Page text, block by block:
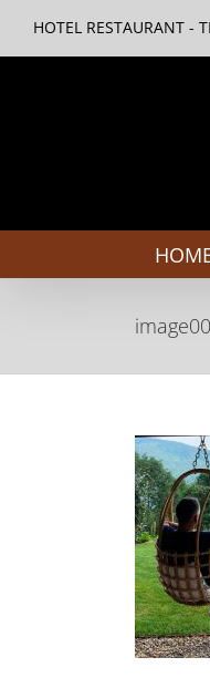
content
HOTEL RESTAURANT -